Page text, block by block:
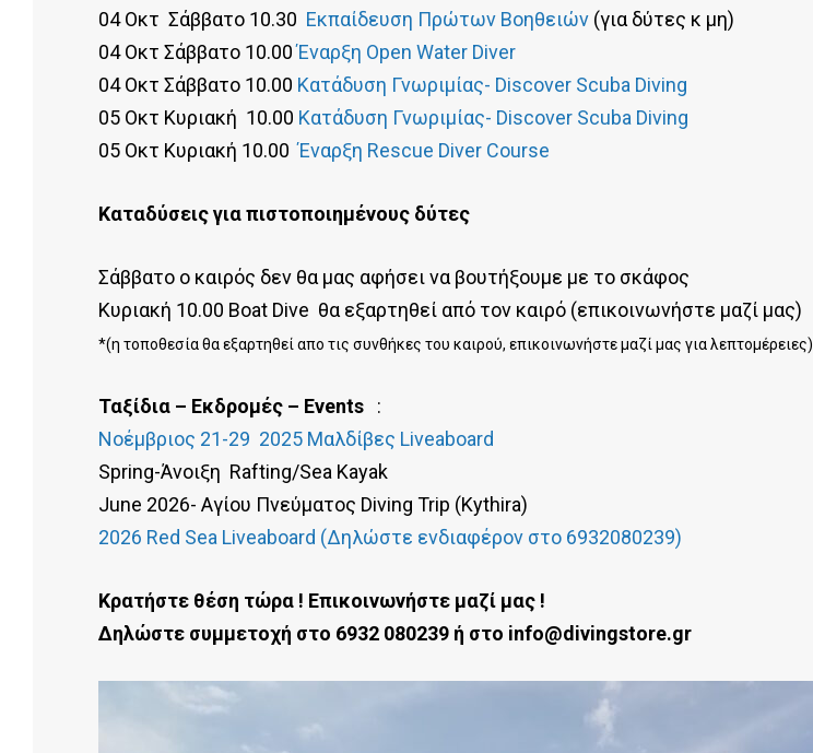
04 Οκτ Σάββατο 10.30 Εκπαίδευση Πρώτων Βοηθειών (για δύτες κ μη)
04 Οκτ Σάββατο 10.00Έναρξη Open Water Diver
04 Οκτ Σάββατο 10.00 Κατάδυση Γνωριμίας- Discover Scuba Diving
05 Οκτ Κυριακή 10.00 Κατάδυση Γνωριμίας- Discover Scuba Diving
05 Οκτ Κυριακή 10.00Έναρξη Rescue Diver Course
Καταδύσεις για πιστοποιημένους δύτες
Σάββατο ο καιρός δεν θα μας αφήσει να βουτήξουμε με το σκάφος
Κυριακή 10.00 Βoat Dive θα εξαρτηθεί από τον καιρό (επικοινωνήστε μαζί μας)
*(η τοποθεσία θα εξαρτηθεί απο τις συνθήκες του καιρού, επικοινωνήστε μαζί μας για λεπτομέρειες)
Ταξίδια – Εκδρομές – Events
:
Νοέμβριος 21-29 2025 Μαλδίβες Liveaboard
Spring-Άνοιξη Rafting/Sea Kayak
June 2026- Αγίου Πνεύματος Diving Trip (Kythira)
2026 Red Sea Liveaboard (Δηλώστε ενδιαφέρον στο 6932080239)
Κρατήστε θέση τώρα ! Επικοινωνήστε μαζί μας !
Δηλώστε συμμετοχή στο 6932 080239 ή στο info@divingstore.gr